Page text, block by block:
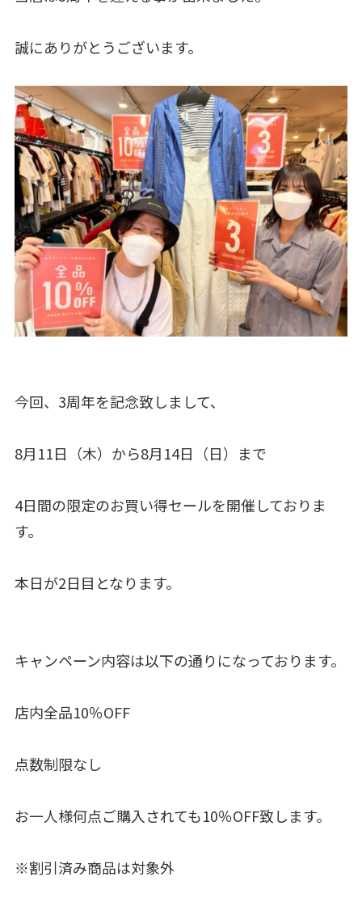
誠にありがとうございます。
今回、3周年を記念致しまして、
8月11日（木）から8月14日（日）まで
4日間の限定のお買い得セールを開催しておりま
す。
本日が2日目となります。
キャンペーン内容は以下の通りになっております。
店内全品10％OFF
点数制限なし
お一人様何点ご購入されても10％OFF致します。
※割引済み商品は対象外